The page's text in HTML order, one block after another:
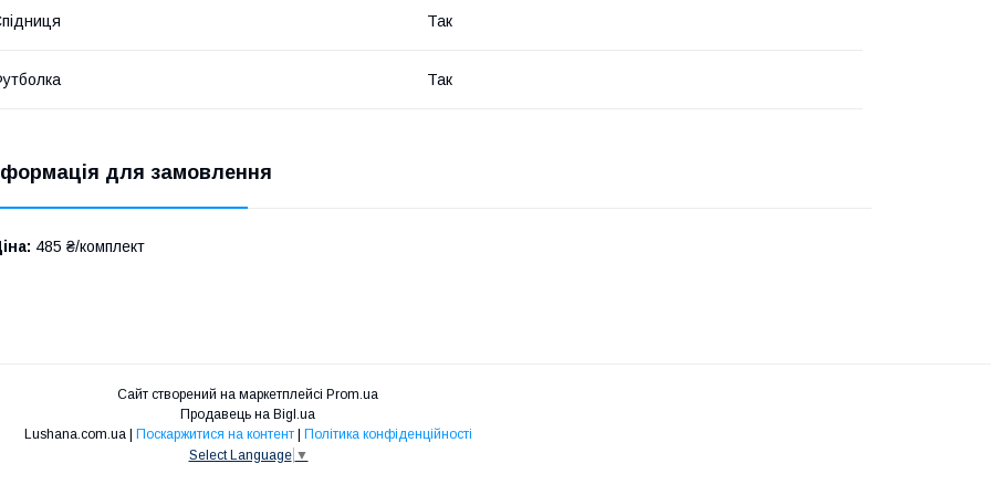
Так
Так
для замовлення
485 ₴/комплект
Сайт створений на маркетплейсі Prom.ua
Продавець на Bigl.ua
Lushana.com.ua | Поскаржитися на контент | Політика конфіденційності
Select Language ▼